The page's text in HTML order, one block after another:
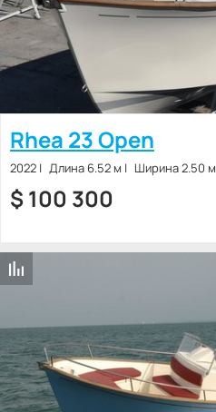
Rhea 23 Open
2022 Длина 6.52 м Ширина 2.50 м
$ 100 300